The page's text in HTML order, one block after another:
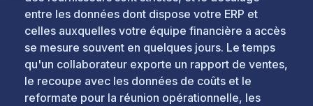
entre les données dont dispose votre ERP et
celles auxquelles votre équipe financière a accès
se mesure souvent en quelques jours. Le temps
qu'un collaborateur exporte un rapport de ventes,
le recoupe avec les données de coûts et le
reformate pour la réunion opérationnelle, les